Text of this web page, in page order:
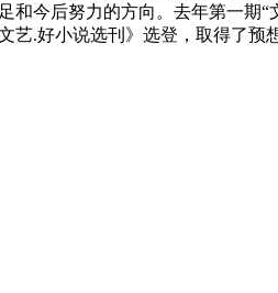
今后努力的方向。去年第一期
艺.好小说选刊》选登，取得了预